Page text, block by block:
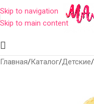
Skip to navigation
Skip to main content
Главная Каталог Детские